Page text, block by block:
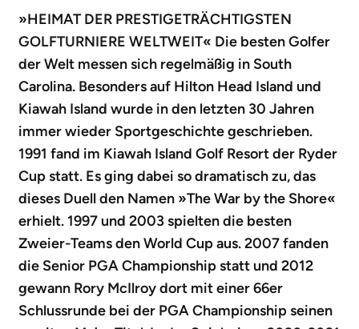
»HEIMAT DER PRESTIGETRÄCHTIGSTEN
GOLFTURNIERE WELTWEIT« Die besten Golfer
der Welt messen sich regelmäßig in South
Carolina. Besonders auf Hilton Head Island und
Kiawah Island wurde in den letzten 30 Jahren
immer wieder Sportgeschichte geschrieben.
1991 fand im Kiawah Island Golf Resort der Ryder
Cup statt. Es ging dabei so dramatisch zu, das
dieses Duell den Namen »The War by the Shore«
erhielt. 1997 und 2003 spielten die besten
Zweier-Teams den World Cup aus. 2007 fanden
die Senior PGA Championship statt und 2012
gewann Rory McIlroy dort mit einer 66er
Schlussrunde bei der PGA Championship seinen